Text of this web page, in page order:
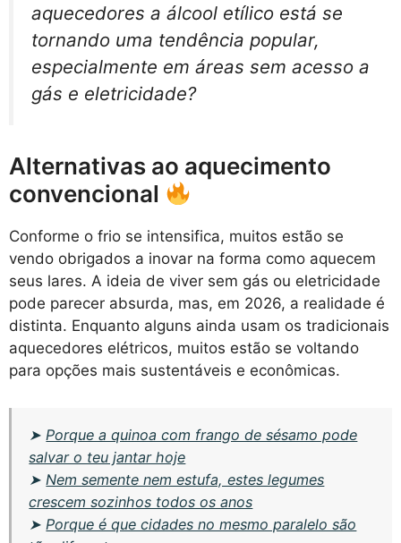
aquecedores a álcool etílico está se
tornando uma tendência popular,
especialmente em áreas sem acesso a
gás e eletricidade?
Alternativas ao aquecimento
convencional
Conforme o frio se intensifica, muitos estão se
vendo obrigados a inovar na forma como aquecem
seus lares. A ideia de viver sem gás ou eletricidade
pode parecer absurda, mas, em 2026, a realidade é
distinta. Enquanto alguns ainda usam os tradicionais
aquecedores elétricos, muitos estão se voltando
para opções mais sustentáveis e econômicas.
➤Porque a quinoa com frango de sésamo pode
salvar o teu jantar hoje
➤Nem semente nem estufa, estes legumes
crescem sozinhos todos os anos
➤Porque é que cidades no mesmo paralelo são